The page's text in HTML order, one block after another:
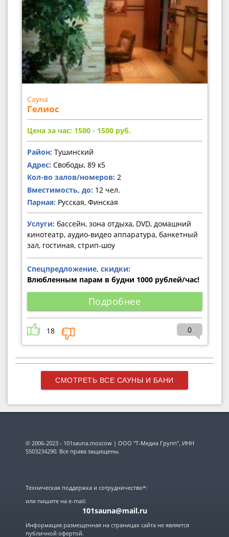
Сауна
Гелиос
Цена за час: 1500 - 1500 руб.
Район: Тушинский
Адрес: Свободы, 89 к5
Кол-во залов/номеров: 2
Вместимость, до: 12 чел.
Парная: Русская, Финская
Услуги: бассейн, зона отдыха, DVD, домашний
кинотеатр, аудио-видео аппаратура, банкетный
зал, гостиная, стрип-шоу
Спецпредложение, скидки:
Влюбленным парам в будни 1000 рублей/час!
Подробнее
18 0
СМОТРЕТЬ ВСЕ САУНЫ И БАНИ
© 2006-2023 - 101sauna.moscow | ООО "Т-Медиа Групп", ИНН
5503234290. Все права защищены.
Техническая поддержка и сотрудничество*:
или пишите на e-mail:
101sauna@mail.ru
Информация размещенная на страницах сайта не является
публичной офертой.